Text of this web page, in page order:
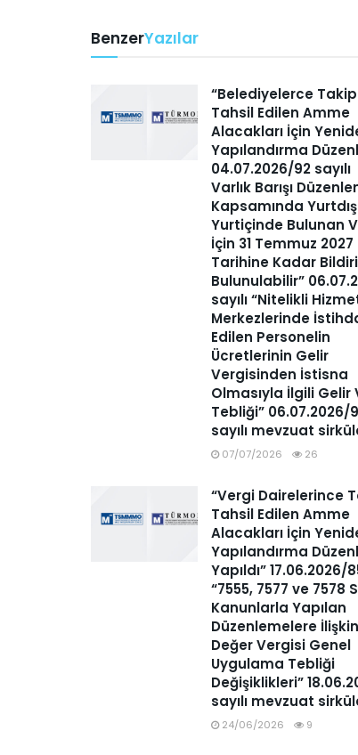
BenzerYazılar
“Belediyelerce
Tahsil Edilen Amme
Alacakları İçin
Yapılandırma
04.07.2026/92 sayılı
Varlık Barışı
Kapsamında
Yurtiçinde Bulunan
İçin 31 Temmuz 2027
Tarihine Kadar
Bulunulabilir”
sayılı “Nitelikli
Merkezlerinde
Edilen Personelin
Ücretlerinin Gelir
Vergisinden İstisna
Olmasıyla İlgili Gelir
Tebliği” 06.07.2026/
sayılı mevzuat
07/07/2026 26
“Vergi Dairelerince
Tahsil Edilen Amme
Alacakları İçin
Yapılandırma
Yapıldı” 17.06.2026/
“7555, 7577 ve 7578
Kanunlarla Yapılan
Düzenlemelere
Değer Vergisi Genel
Uygulama Tebliği
Değişiklikleri”
sayılı mevzuat
24/06/2026 9